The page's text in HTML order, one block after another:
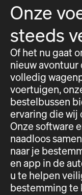
Onze
steeds
Of het nu gaat
nieuw avontuur
volledig
voertuigen,
bestelbussen
ervaring die wij
Onze software
naadloos
naar je
en app in de
u te helpen
bestemming te